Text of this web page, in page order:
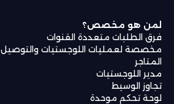
لمن هو مخصص؟
فرق الطلبات متعددة القنوات
مخصصة لعمليات اللوجستيات والتوصيل
المتاجر
مدير اللوجستيات
تجاوز الوسيط
لوحة تحكم موحدة